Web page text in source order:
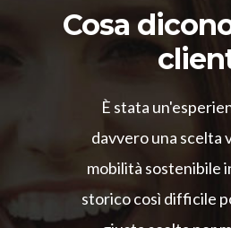
Cosa
È stata
davvero una scelta
mobilità sostenibile
storico così difficile